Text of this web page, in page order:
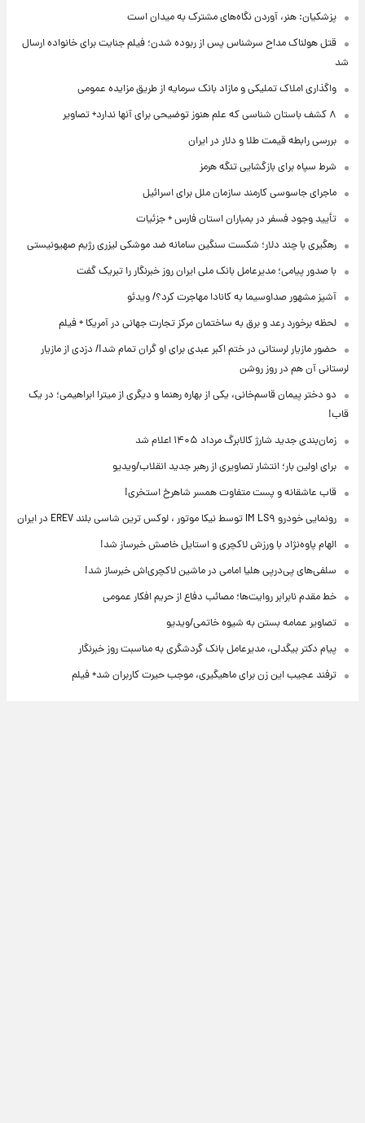
پزشکیان: هنر، آوردن نگاه‌های مشترک به میدان است
قتل هولناک مداح سرشناس پس از ربوده شدن؛ فیلم جنایت برای خانواده ارسال
شد
واگذاری املاک تملیکی و مازاد بانک سرمایه از طریق مزایده عمومی
۸ کشف باستان شناسی که علم هنوز توضیحی برای آنها ندارد+ تصاویر
بررسی رابطه قیمت طلا و دلار در ایران
شرط سپاه برای بازگشایی تنگه هرمز
ماجرای جاسوسی کارمند سازمان ملل برای اسرائیل
تأیید وجود فسفر در بمباران استان فارس + جزئیات
رهگیری با چند دلار؛ شکست سنگین سامانه ضد موشکی لیزری رژیم صهیونیستی
با صدور پیامی؛ مدیرعامل بانک ملی ایران روز خبرنگار را تبریک گفت
آشپز مشهور صداوسیما به کانادا مهاجرت کرد؟/ ویدئو
لحظه برخورد رعد و برق به ساختمان مرکز تجارت جهانی در آمریکا + فیلم
حضور مازیار لرستانی در ختم اکبر عبدی برای او گران تمام شد!/ دزدی از مازیار
لرستانی آن هم در روز روشن
دو دختر پیمان قاسم‌خانی، یکی از بهاره رهنما و دیگری از میترا ابراهیمی؛ در یک
قاب!
زمان‌بندی جدید شارژ کالابرگ مرداد ۱۴۰۵ اعلام شد
برای اولین بار؛ انتشار تصاویری از رهبر جدید انقلاب/ویدیو
قاب عاشقانه و پست متفاوت همسر شاهرخ استخری!
رونمایی خودرو IM LS۹ توسط نیکا موتور ، لوکس ترین شاسی بلند EREV در ایران
الهام پاوه‌نژاد با ورزش لاکچری و استایل خاصش خبرساز شد!
سلفی‌های پی‌درپی هلیا امامی در ماشین لاکچری‌اش خبرساز شد!
خط مقدم نابرابر روایت‌ها؛ مصائب دفاع از حریم افکار عمومی
تصاویر عمامه بستن به شیوه خاتمی/ویدیو
پیام دکتر بیگدلی، مدیرعامل بانک گردشگری به مناسبت روز خبرنگار
ترفند عجیب این زن برای ماهیگیری، موجب حیرت کاربران شد+ فیلم